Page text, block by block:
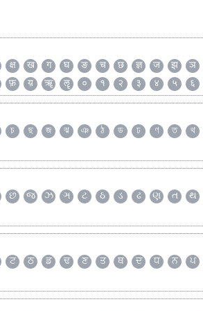
क्ष ख ग घ ङ च छ ज्ञ ज झ ञ
फ़ य़ ॠ ॡ ० १ २ ३ ४ ५ ६
চ ছ জ ঝ ঞ ঠ ড ঢ ণ ত থ
છ જ ઝ ઞ ટ ઠ ડ ઢ ણ ત થ
ਟ ਠ ਡ ਢ ਣ ਤ ਥ ਦ ਧ ਨ ਪ